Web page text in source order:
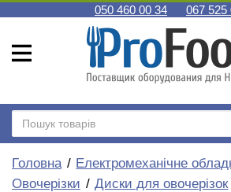
050 460 00 34 067 525
Головна
Електромеханічне
Овочерізки
Диски для овочерізок